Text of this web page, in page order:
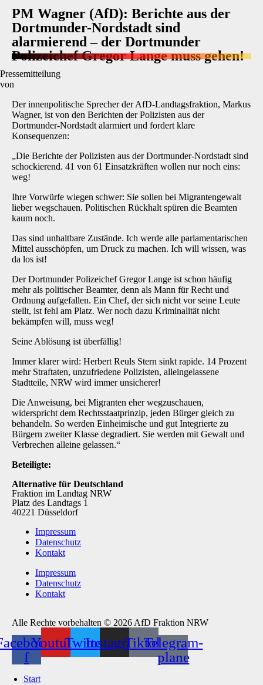
PM Wagner (AfD): Berichte aus der
Dortmunder-Nordstadt sind
alarmierend – der Dortmunder
Polizeichef Gregor Lange muss gehen!
Pressemitteilung
von
Der innenpolitische Sprecher der AfD-Landtagsfraktion, Markus
Wagner, ist von den Berichten der Polizisten aus der
Dortmunder-Nordstadt alarmiert und fordert klare
Konsequenzen:
„Die Berichte der Polizisten aus der Dortmunder-Nordstadt sind
schockierend. 41 von 61 Einsatzkräften wollen nur noch eins:
weg!
Ihre Vorwürfe wiegen schwer: Sie sollen bei Migrantengewalt
lieber wegschauen. Politischen Rückhalt spüren die Beamten
kaum noch.
Das sind unhaltbare Zustände. Ich werde alle parlamentarischen
Mittel ausschöpfen, um Druck zu machen. Ich will wissen, was
da los ist!
Der Dortmunder Polizeichef Gregor Lange ist schon häufig
mehr als politischer Beamter, denn als Mann für Recht und
Ordnung aufgefallen. Ein Chef, der sich nicht vor seine Leute
stellt, ist fehl am Platz. Wer noch dazu Kriminalität nicht
bekämpfen will, muss weg!
Seine Ablösung ist überfällig!
Immer klarer wird: Herbert Reuls Stern sinkt rapide. 14 Prozent
mehr Straftaten, unzufriedene Polizisten, alleingelassene
Stadtteile, NRW wird immer unsicherer!
Die Anweisung, bei Migranten eher wegzuschauen,
widerspricht dem Rechtsstaatprinzip, jeden Bürger gleich zu
behandeln. So werden Einheimische und gut Integrierte zu
Bürgern zweiter Klasse degradiert. Sie werden mit Gewalt und
Verbrechen alleine gelassen.“
Beteiligte:
Alternative für Deutschland
Fraktion im Landtag NRW
Platz des Landtags 1
40221 Düsseldorf
Impressum
Datenschutz
Kontakt
Impressum
Datenschutz
Kontakt
Alle Rechte vorbehalten © 2026 AfD Fraktion NRW
f
YoutubeTwitterInstagramTiktokTelegram-
plane
Start